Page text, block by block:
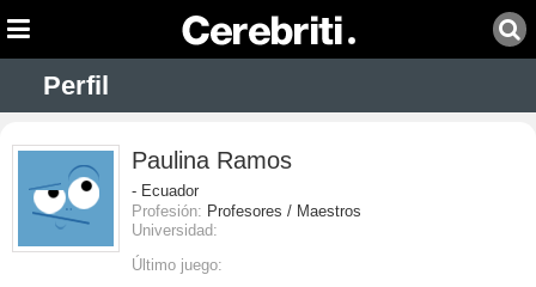
Perfil
Paulina Ramos
- Ecuador
Profesión: Profesores / Maestros
Universidad:
Último juego: